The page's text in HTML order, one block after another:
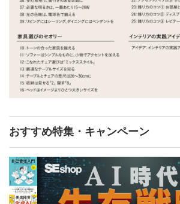
おすすめ特集・キャンペーン